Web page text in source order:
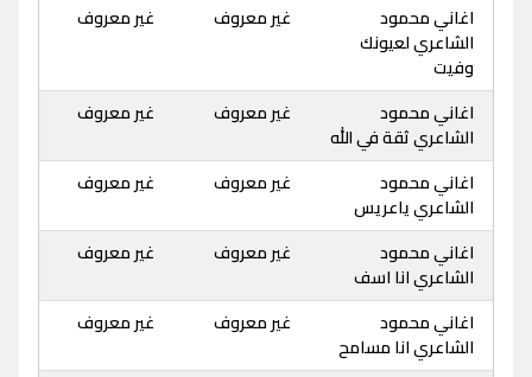
اغاني محمود
الشاعري لعيونك
وفيت
غير معروف غير معروف
اغاني محمود
الشاعري ثقة في الله
غير معروف غير معروف
اغاني محمود
الشاعري ياعريس
غير معروف غير معروف
اغاني محمود
الشاعري انا اسف
غير معروف غير معروف
اغاني محمود
الشاعري انا مسامح
غير معروف غير معروف